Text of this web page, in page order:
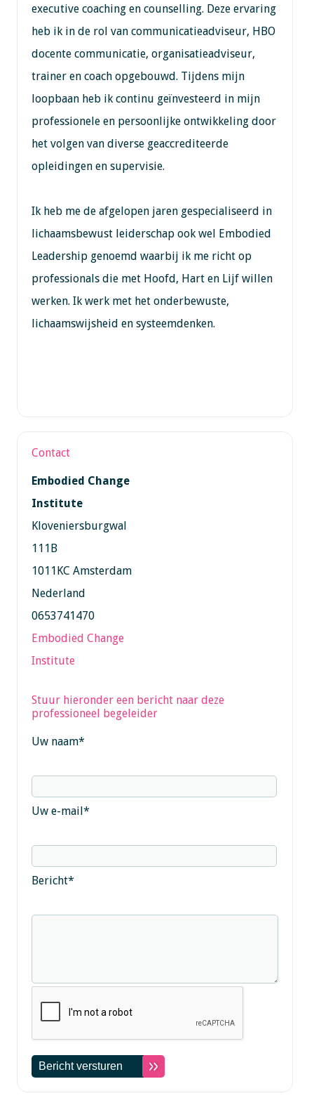
executive coaching en counselling. Deze ervaring
heb ik in de rol van communicatieadviseur, HBO
docente communicatie, organisatieadviseur,
trainer en coach opgebouwd. Tijdens mijn
loopbaan heb ik continu geïnvesteerd in mijn
professionele en persoonlijke ontwikkeling door
het volgen van diverse geaccrediteerde
opleidingen en supervisie.
Ik heb me de afgelopen jaren gespecialiseerd in
lichaamsbewust leiderschap ook wel Embodied
Leadership genoemd waarbij ik me richt op
professionals die met Hoofd, Hart en Lijf willen
werken. Ik werk met het onderbewuste,
lichaamswijsheid en systeemdenken.
Contact
Embodied Change
Institute
Kloveniersburgwal
111B
1011KC Amsterdam
Nederland
0653741470
Embodied Change
Institute
Stuur hieronder een bericht naar deze
professioneel begeleider
Uw naam*
Uw e-mail*
Bericht*